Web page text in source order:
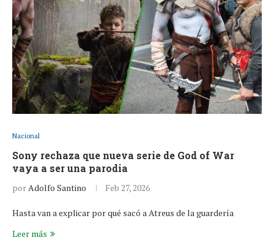
Nacional
Sony rechaza que nueva serie de God of War
vaya a ser una parodia
porAdolfo Santino Feb 27, 2026
Hasta van a explicar por qué sacó a Atreus de la guardería
Leer más